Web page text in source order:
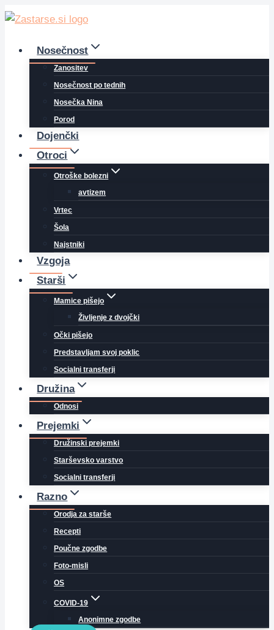
Skip
contentNosečnost
Zanositev
Nosečnost po tednih
Nosečka Nina
Porod
Dojenčki
Otroci
Otroške bolezni
avtizem
Vrtec
Šola
Najstniki
Vzgoja
Starši
Mamice pišejo
Življenje z dvojčki
Očki pišejo
Predstavljam svoj poklic
Socialni transferji
Družina
Odnosi
Prejemki
Družinski prejemki
Starševsko varstvo
Socialni transferji
Razno
Orodja za starše
Recepti
Poučne zgodbe
Foto-misli
OS
COVID-19
Anonimne zgodbe